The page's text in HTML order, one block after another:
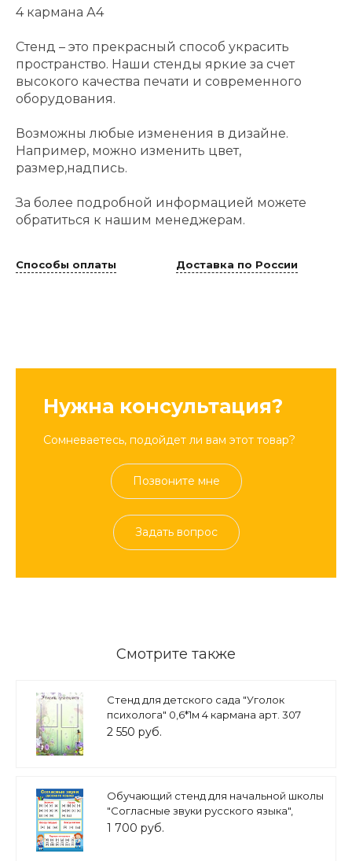
4 кармана А4
Стенд – это прекрасный способ украсить
пространство. Наши стенды яркие за счет
высокого качества печати и современного
оборудования.
Возможны любые изменения в дизайне.
Например, можно изменить цвет,
размер,надпись.
За более подробной информацией можете
обратиться к нашим менеджерам.
Способы оплаты Доставка по России
Нужна консультация?
Сомневаетесь, подойдет ли вам этот товар?
Позвоните мне
Задать вопрос
Смотрите также
Стенд для детского сада "Уголок
психолога" 0,6*1м 4 кармана арт. 307
2 550 руб.
Обучающий стенд для начальной школы
"Согласные звуки русского языка",
0,6*0,8м, арт. ШК3240
1 700 руб.